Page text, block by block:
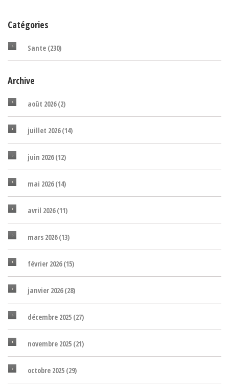
Catégories
Sante (230)
Archive
août 2026(2)
juillet 2026(14)
juin 2026(12)
mai 2026(14)
avril 2026(11)
mars 2026(13)
février 2026(15)
janvier 2026(28)
décembre 2025 (27)
novembre 2025 (21)
octobre 2025 (29)